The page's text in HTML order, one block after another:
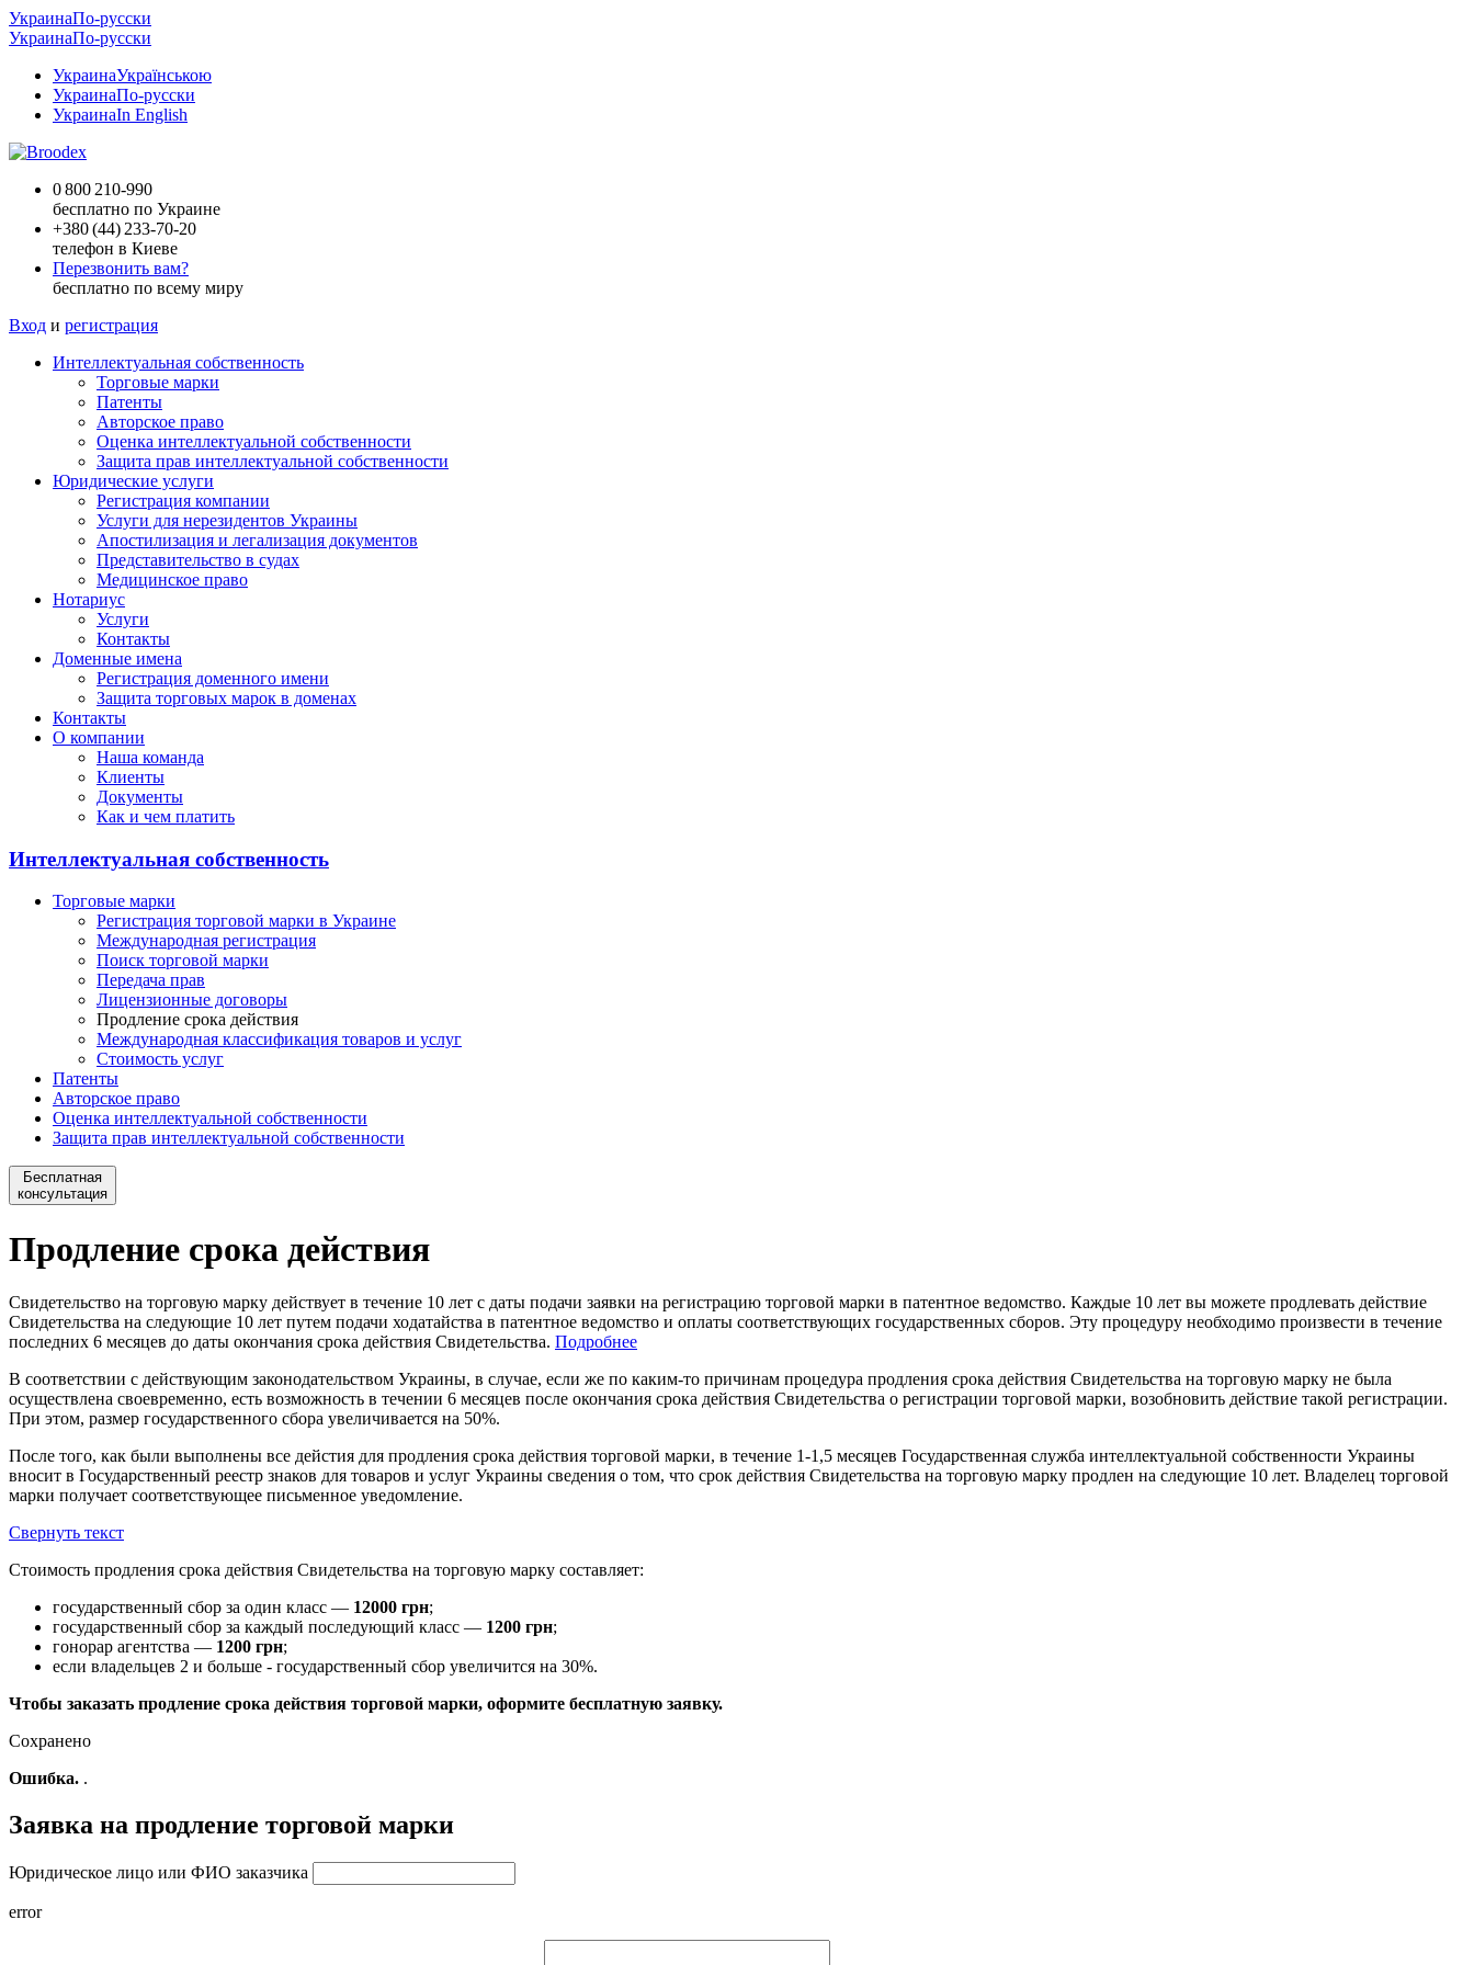
УкраинаПо-русски
УкраинаПо-русски
УкраинаУкраїнською
УкраинаПо-русски
УкраинаIn English
0 800 210-990
бесплатно по Украине
+380 (44) 233-70-20
телефон в Киеве
Перезвонить вам?
бесплатно по всему миру
Вход и регистрация
Интеллектуальная собственность
Торговые марки
Патенты
Авторское право
Оценка интеллектуальной собственности
Защита прав интеллектуальной собственности
Юридические услуги
Регистрация компании
Услуги для нерезидентов Украины
Апостилизация и легализация документов
Представительство в судах
Медицинское право
Нотариус
Услуги
Контакты
Доменные имена
Регистрация доменного имени
Защита торговых марок в доменах
Контакты
О компании
Наша команда
Клиенты
Документы
Как и чем платить
Интеллектуальная собственность
Торговые марки
Регистрация торговой марки в Украине
Международная регистрация
Поиск торговой марки
Передача прав
Лицензионные договоры
Продление срока действия
Международная классификация товаров и услуг
Стоимость услуг
Патенты
Авторское право
Оценка интеллектуальной собственности
Защита прав интеллектуальной собственности
Бесплатная
консультация
Продление срока действия
Свидетельство на торговую марку действует в течение 10 лет с даты подачи заявки на регистрацию торговой марки в патентное ведомство. Каждые 10 лет вы можете продлевать действие
Свидетельства на следующие 10 лет путем подачи ходатайства в патентное ведомство и оплаты соответствующих государственных сборов. Эту процедуру необходимо произвести в течение
последних 6 месяцев до даты окончания срока действия Свидетельства. Подробнее
В соответствии с действующим законодательством Украины, в случае, если же по каким-то причинам процедура продления срока действия Свидетельства на торговую марку не была
осуществлена своевременно, есть возможность в течении 6 месяцев после окончания срока действия Свидетельства о регистрации торговой марки, возобновить действие такой регистрации.
При этом, размер государственного сбора увеличивается на 50%.
После того, как были выполнены все дейстия для продления срока действия торговой марки, в течение 1-1,5 месяцев Государственная служба интеллектуальной собственности Украины
вносит в Государственный реестр знаков для товаров и услуг Украины сведения о том, что срок действия Свидетельства на торговую марку продлен на следующие 10 лет. Владелец торговой
марки получает соответствующее письменное уведомление.
Свернуть текст
Стоимость продления срока действия Свидетельства на торговую марку составляет:
государственный сбор за один класс — 12000 грн;
государственный сбор за каждый последующий класс — 1200 грн;
гонорар агентства — 1200 грн;
если владельцев 2 и больше - государственный сбор увеличится на 30%.
Чтобы заказать продление срока действия торговой марки, оформите бесплатную заявку.
Сохранено
Ошибка. .
Заявка на продление торговой марки
Юридическое лицо или ФИО заказчика
error